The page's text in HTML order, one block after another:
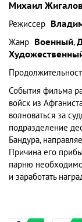
Михаил Жигалов
Режиссер
Жанр Военный,
События фильма
войск из
волноваться за
подразделение
Бандура,
Причина его
парню необходимо
и заработать